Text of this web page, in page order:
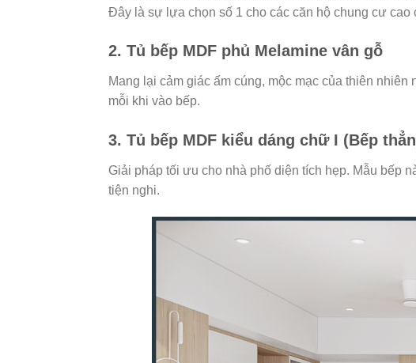
Đây là sự lựa chọn số 1 cho các căn hộ chung cư cao
2. Tủ bếp MDF phủ Melamine vân gỗ
Mang lại cảm giác ấm cúng, mộc mạc của thiên
mỗi khi vào bếp.
3. Tủ bếp MDF kiểu dáng chữ I (Bếp
Giải pháp tối ưu cho nhà phố diện tích hẹp. Mẫu bếp
tiện nghi.